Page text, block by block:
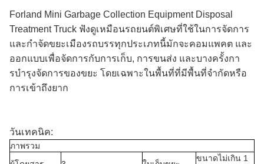
Forland Mini Garbage Collection Equipment Disposal
Treatment Truck ฟังดูเหมือนรถยนต์พิเศษที่ใช้ในการจัดการ
และกําจัดขยะเมืองรถบรรทุกประเภทนี้มักจะคอมแพคต และ
ออกแบบเพื่อจัดการกับการเก็บ, การขนส่ง และบางครั้งกา
รบํารุงจัดการของขยะ โดยเฉพาะในพื้นที่ที่มีพื้นที่จํากัดหรือ
การเข้าถึงยาก
วันเทคนิค:
ภาพรวม
ขนาดไม่เกิน 1